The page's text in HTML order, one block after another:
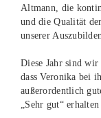
Altmann, die
und die Qualität
unserer
Diese Jahr sind wir
dass Veronika bei
außerordentlich
„Sehr gut“